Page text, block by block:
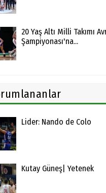
20 Yaş Altı Milli Takımı
Şampiyonası'na...
Lider: Nando de Colo
Kutay Güneş| Yetenek